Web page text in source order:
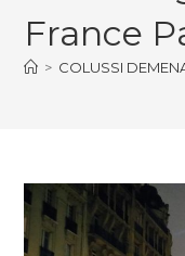
France
> COLUSSI